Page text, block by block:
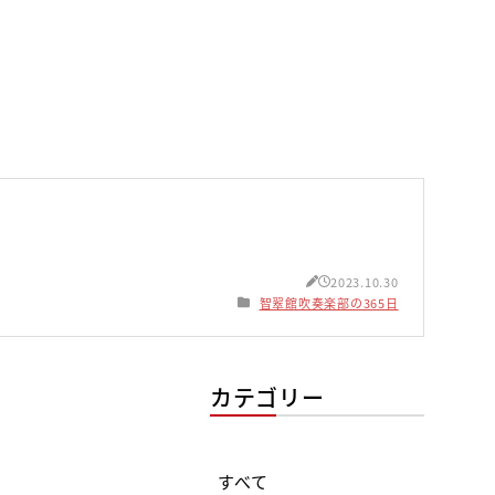
2023.10.30
智翠館吹奏楽部の365日
カテゴリー
すべて